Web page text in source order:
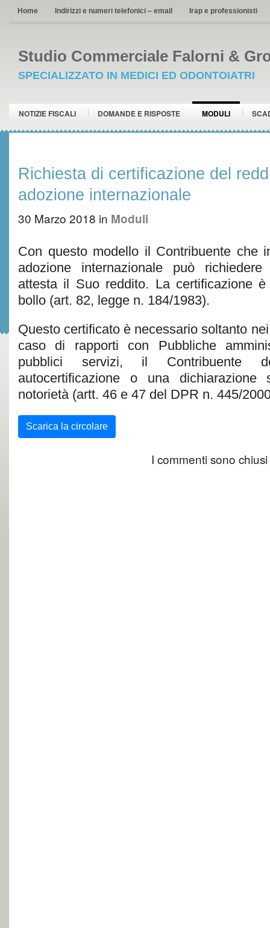
Home Indirizzi e numeri telefonici – email Irap e professionisti
Studio Commerciale Falorni &
SPECIALIZZATO IN MEDICI ED ODONTOIATRI
NOTIZIE FISCALI DOMANDE E RISPOSTE MODULI
Richiesta di certificazione del
adozione internazionale
30 Marzo 2018 in Moduli
Con questo modello il Contribuente che
adozione internazionale può
attesta il Suo reddito. La certificazione
bollo (art. 82, legge n. 184/1983).
Questo certificato è necessario soltanto
caso di rapporti con Pubbliche
pubblici servizi, il Contribuente
autocertificazione o una dichiarazione
notorietà (artt. 46 e 47 del DPR n. 445/
Scarica la circolare
I commenti sono chiusi